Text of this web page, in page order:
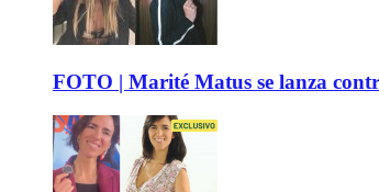
FOTO | Marité Matus se lanza